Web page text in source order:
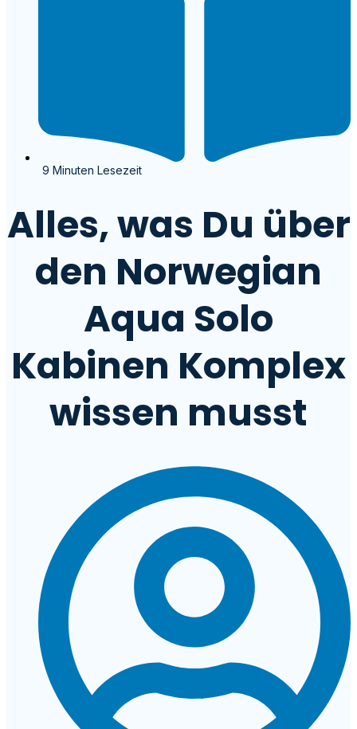
9 Minuten Lesezeit
Alles, was Du über
den Norwegian
Aqua Solo
Kabinen Komplex
wissen musst